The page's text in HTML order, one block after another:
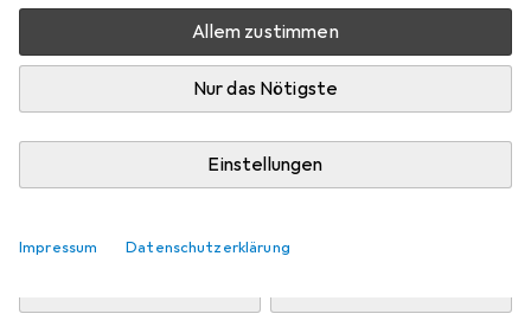
Allem zustimmen
Nur das Nötigste
Einstellungen
Impressum Datenschutzerklärung
Zwischen Mi, 12.8. und Do, 13.8. geliefert
5 Stück an Lager beim Drittanbieter
Lieferort angeben für genaue Lieferzeit
FR